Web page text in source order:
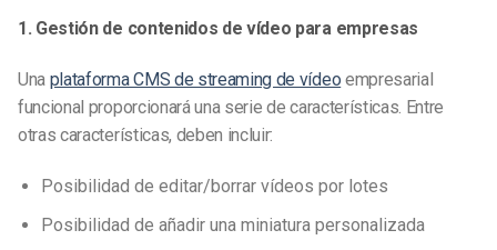
1. Gestión de contenidos de vídeo para empresas
Una plataforma CMS de streaming de vídeo empresarial
funcional proporcionará una serie de características. Entre
otras características, deben incluir:
Posibilidad de editar/borrar vídeos por lotes
Posibilidad de añadir una miniatura personalizada